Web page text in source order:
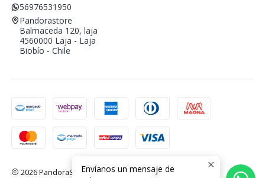
56976531950
Pandorastore
Balmaceda 120, laja
4560000 Laja - Laja
Biobío - Chile
2026 PandoraStore.Envíanos un mensaje de